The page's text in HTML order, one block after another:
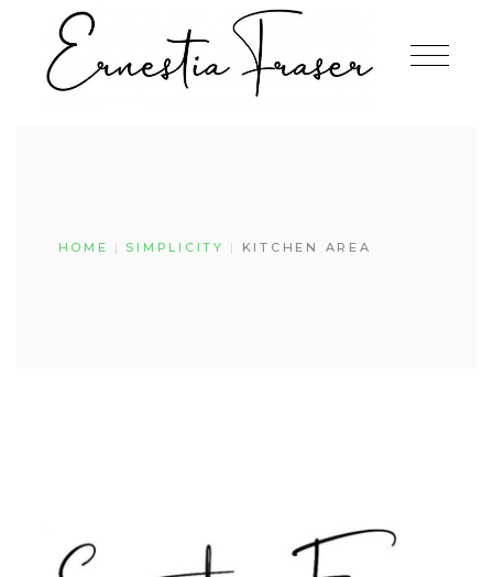
content
HOME SIMPLICITY KITCHEN AREA